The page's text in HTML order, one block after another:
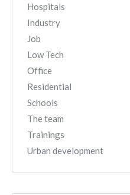
Hospitals
Industry
Job
Low Tech
Office
Residential
Schools
The team
Trainings
Urban development